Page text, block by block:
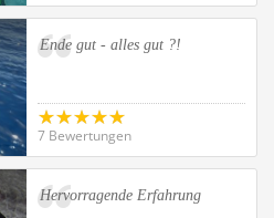
Ende gut - alles gut ?!
7 Bewertungen
Hervorragende Erfahrung